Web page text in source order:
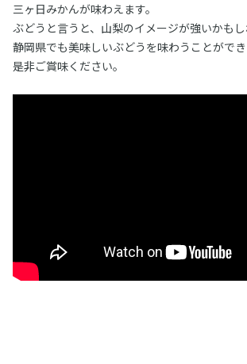
三ヶ日みかんが味わえます。
ぶどうと言うと、山梨のイメージが強いかも
静岡県でも美味しいぶどうを味わうことができ
是非ご賞味ください。